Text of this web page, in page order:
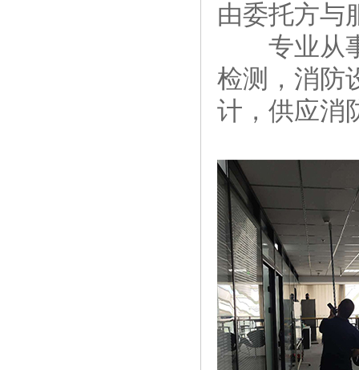
由委托方与
专业从
检测，消防
计，供应消